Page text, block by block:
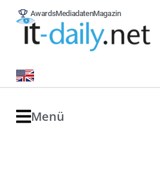
AwardsMediadatenMagazin
Menü